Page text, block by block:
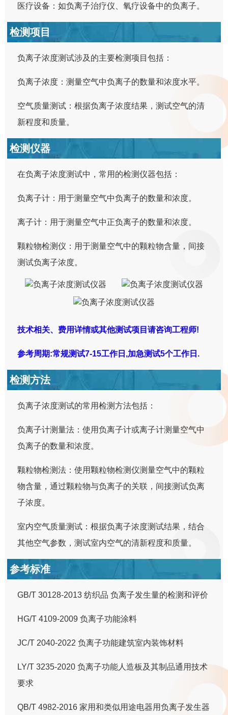
医疗设备：如负离子治疗仪、氧疗设备中的负离子。
检测项目
负离子浓度测试涉及的主要检测项目包括：
负离子浓度：测量空气中负离子的数量和浓度水平。
空气质量测试：根据负离子浓度结果，测试空气的清
新程度和质量。
检测仪器
在负离子浓度测试中，常用的检测仪器包括：
负离子计：用于测量空气中负离子的数量和浓度。
离子计：用于测量空气中正负离子的数量和浓度。
颗粒物检测仪：用于测量空气中的颗粒物含量，间接
测试负离子浓度。
技术相关、费用详情或其他测试项目请咨询工程师!
参考周期:常规测试7-15工作日,加急测试5个工作日.
检测方法
负离子浓度测试的常用检测方法包括：
负离子计测量法：使用负离子计或离子计测量空气中
负离子的数量和浓度。
颗粒物检测法：使用颗粒物检测仪测量空气中的颗粒
物含量，通过颗粒物与负离子的关联，间接测试负离
子浓度。
室内空气质量测试：根据负离子浓度测试结果，结合
其他空气参数，测试室内空气的清新程度和质量。
参考标准
GB/T 30128-2013 纺织品 负离子发生量的检测和评价
HG/T 4109-2009 负离子功能涂料
JC/T 2040-2022 负离子功能建筑室内装饰材料
LY/T 3235-2020 负离子功能人造板及其制品通用技术
要求
QB/T 4982-2016 家用和类似用途电器用负离子发生器